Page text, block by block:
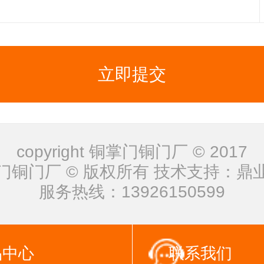
立即提交
copyright 铜掌门铜门厂 © 2017
铜门厂 © 版权所有 技术支持： 鼎
服务热线： 13926150599
心 联系我们